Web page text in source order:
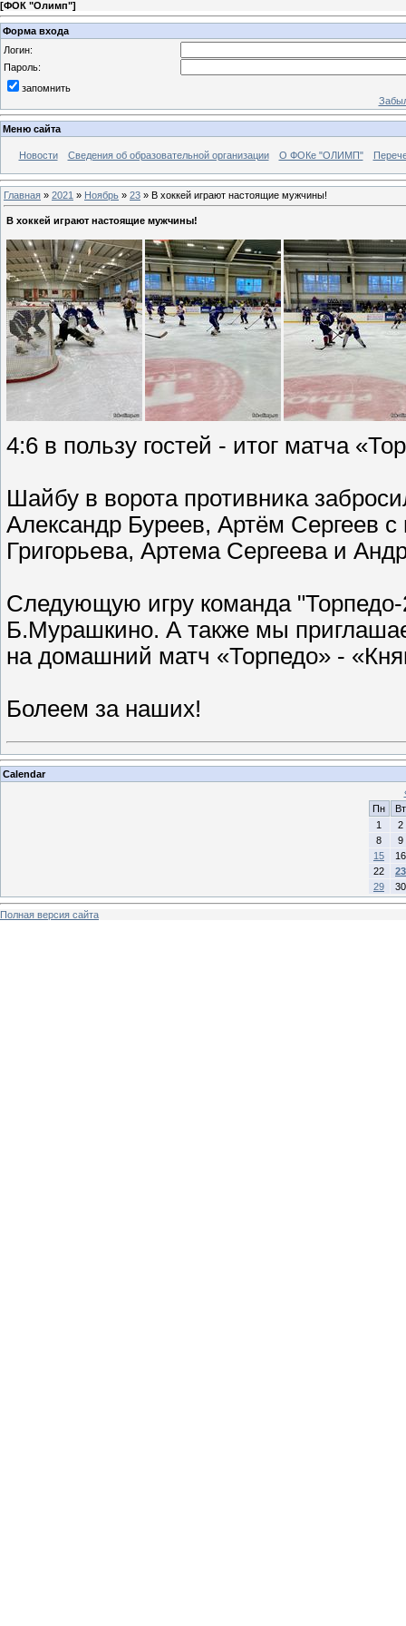
[ФОК "Олимп"]
Форма входа
Логин:
Пароль:
запомнить
Меню сайта
Новости Сведения об образовательной организации О ФОКе "ОЛИМП"
Главная » 2021 » Ноябрь » 23 » В хоккей играют настоящие мужчины!
В хоккей играют настоящие мужчины!
4:6 в пользу гостей - итог матча
Шайбу в ворота противника
Александр Буреев, Артём Сергеев
Григорьева, Артема Сергеева и
Следующую игру команда
Б.Мурашкино. А также мы
на домашний матч «Торпедо» -
Болеем за наших!
Calendar
Пн
Вт
1
2
8
9
15
16
22
23
29
30
Полная версия сайта